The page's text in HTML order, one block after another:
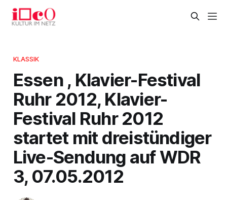
KLASSIK
Essen , Klavier-Festival
Ruhr 2012, Klavier-
Festival Ruhr 2012
startet mit dreistündiger
Live-Sendung auf WDR
3, 07.05.2012